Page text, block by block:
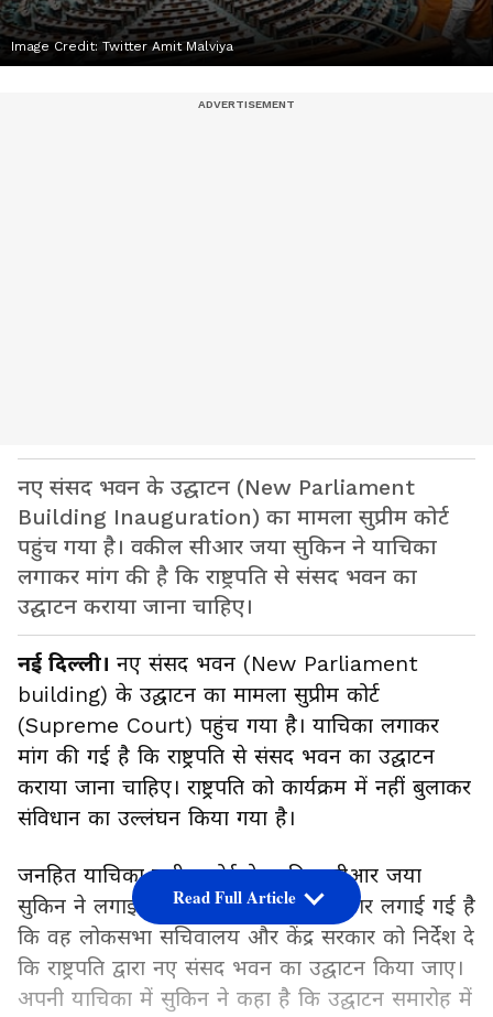
Image Credit: Twitter Amit Malviya
नए संसद भवन के उद्घाटन (New Parliament
Building Inauguration) का मामला सुप्रीम कोर्ट
पहुंच गया है। वकील सीआर जया सुकिन ने याचिका
लगाकर मांग की है कि राष्ट्रपति से संसद भवन का
उद्घाटन कराया जाना चाहिए।
नई दिल्ली। नए संसद भवन (New Parliament
building) के उद्घाटन का मामला सुप्रीम कोर्ट
(Supreme Court) पहुंच गया है। याचिका लगाकर
मांग की गई है कि राष्ट्रपति से संसद भवन का उद्घाटन
कराया जाना चाहिए। राष्ट्रपति को कार्यक्रम में नहीं बुलाकर
संविधान का उल्लंघन किया गया है।
जनहित याचिका सुप्रीम कोर्ट के वकील सीआर जया
सुकिन ने लगाई है। इसमें सुप्रीम कोर्ट से गुहार लगाई गई है
कि वह लोकसभा सचिवालय और केंद्र सरकार को निर्देश दे
कि राष्ट्रपति द्वारा नए संसद भवन का उद्घाटन किया जाए।
अपनी याचिका में सुकिन ने कहा है कि उद्घाटन समारोह में
Read Full Article